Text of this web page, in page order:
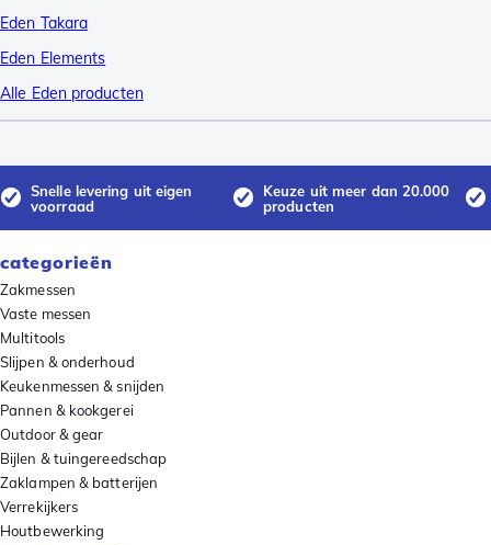
Eden Takara
Eden Elements
Alle Eden producten
Snelle levering uit eigen
voorraad
Keuze uit meer dan 20.000
producten
categorieën
Zakmessen
Vaste messen
Multitools
Slijpen & onderhoud
Keukenmessen & snijden
Pannen & kookgerei
Outdoor & gear
Bijlen & tuingereedschap
Zaklampen & batterijen
Verrekijkers
Houtbewerking